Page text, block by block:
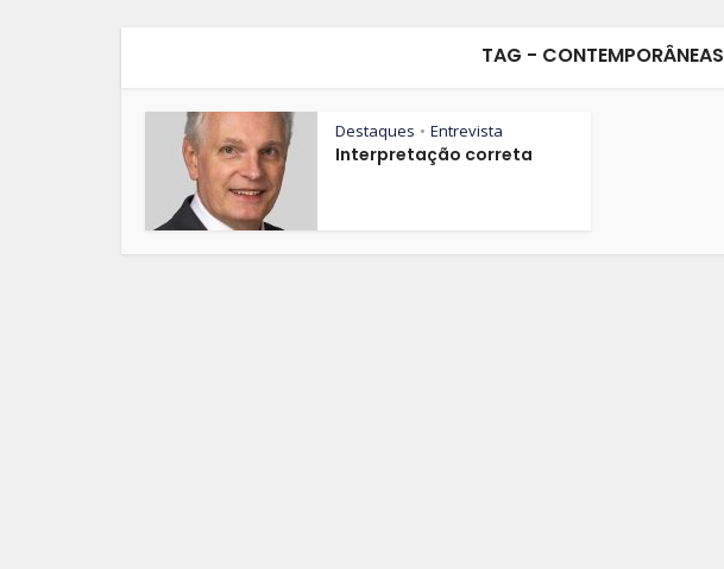
TAG - CONTEMPORÂNEAS
Destaques • Entrevista
Interpretação correta